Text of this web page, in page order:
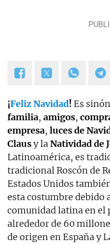
¡Feliz Navidad! Es
familia, amigos,
empresa, luces de
Clausy laNatividad de
Latinoamérica, es
tradicional Roscón de
Estados Unidos
esta costumbre debido
comunidad latina en el
alrededor de 60
de origen en España y